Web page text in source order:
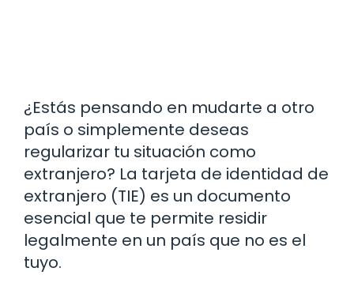
¿Estás pensando en mudarte a otro
país o simplemente deseas
regularizar tu situación como
extranjero? La tarjeta de identidad de
extranjero (TIE) es un documento
esencial que te permite residir
legalmente en un país que no es el
tuyo.